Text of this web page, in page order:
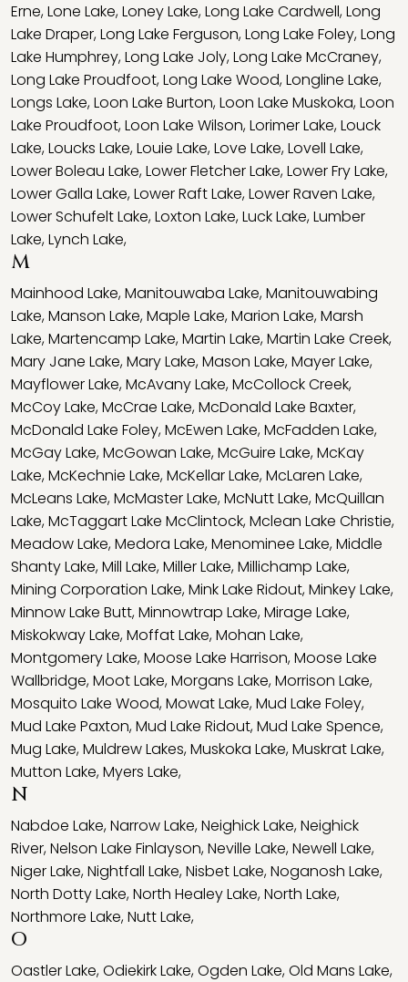
Erne,Lone Lake,Loney Lake,Long Lake Cardwell,Long
Lake Draper,Long Lake Ferguson,Long Lake Foley,Long
Lake Humphrey,Long Lake Joly,Long Lake McCraney,
Long Lake Proudfoot,Long Lake Wood,Longline Lake,
Longs Lake,Loon Lake Burton,Loon Lake Muskoka,Loon
Lake Proudfoot,Loon Lake Wilson,Lorimer Lake,Louck
Lake,Loucks Lake,Louie Lake,Love Lake,Lovell Lake,
Lower Boleau Lake,Lower Fletcher Lake,Lower Fry Lake,
Lower Galla Lake,Lower Raft Lake,Lower Raven Lake,
Lower Schufelt Lake,Loxton Lake,Luck Lake,Lumber
Lake,Lynch Lake,
M
Mainhood Lake,Manitouwaba Lake,Manitouwabing
Lake,Manson Lake,Maple Lake,Marion Lake,Marsh
Lake,Martencamp Lake,Martin Lake,Martin Lake Creek,
Mary Jane Lake,Mary Lake,Mason Lake,Mayer Lake,
Mayflower Lake,McAvany Lake,McCollock Creek,
McCoy Lake,McCrae Lake,McDonald Lake Baxter,
McDonald Lake Foley,McEwen Lake,McFadden Lake,
McGay Lake,McGowan Lake,McGuire Lake,McKay
Lake,McKechnie Lake,McKellar Lake,McLaren Lake,
McLeans Lake,McMaster Lake,McNutt Lake,McQuillan
Lake,McTaggart Lake McClintock,Mclean Lake Christie,
Meadow Lake,Medora Lake,Menominee Lake,Middle
Shanty Lake,Mill Lake,Miller Lake,Millichamp Lake,
Mining Corporation Lake,Mink Lake Ridout,Minkey Lake,
Minnow Lake Butt,Minnowtrap Lake,Mirage Lake,
Miskokway Lake,Moffat Lake,Mohan Lake,
Montgomery Lake,Moose Lake Harrison,Moose Lake
Wallbridge,Moot Lake,Morgans Lake,Morrison Lake,
Mosquito Lake Wood,Mowat Lake,Mud Lake Foley,
Mud Lake Paxton,Mud Lake Ridout,Mud Lake Spence,
Mug Lake,Muldrew Lakes,Muskoka Lake,Muskrat Lake,
Mutton Lake,Myers Lake,
N
Nabdoe Lake,Narrow Lake,Neighick Lake,Neighick
River,Nelson Lake Finlayson,Neville Lake,Newell Lake,
Niger Lake,Nightfall Lake,Nisbet Lake,Noganosh Lake,
North Dotty Lake,North Healey Lake,North Lake,
Northmore Lake,Nutt Lake,
O
Oastler Lake,Odiekirk Lake,Ogden Lake,Old Mans Lake,